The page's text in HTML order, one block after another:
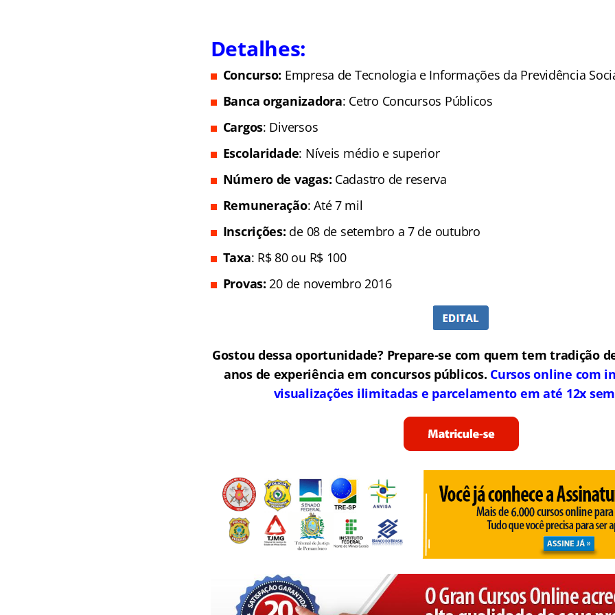
Detalhes:
Concurso: Empresa de Tecnologia e Informações da Previdência
Banca organizadora: Cetro Concursos Públicos
Cargos: Diversos
Escolaridade: Níveis médio e superior
Número de vagas: Cadastro de reserva
Remuneração: Até 7 mil
Inscrições: de 08 de setembro a 7 de outubro
Taxa: R$ 80 ou R$ 100
Provas:20 de novembro 2016
Gostou dessa oportunidade? Prepare-se com quem tem tradição
anos de experiência em concursos públicos. Cursos online com
visualizações ilimitadas e parcelamento em até 12x